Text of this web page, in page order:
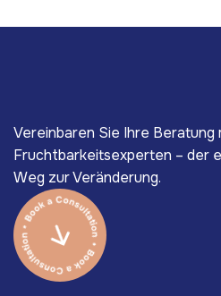
Vereinbaren Sie Ihre Beratung
Fruchtbarkeitsexperten – der
Weg zur Veränderung.